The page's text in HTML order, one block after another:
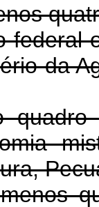
federal
da